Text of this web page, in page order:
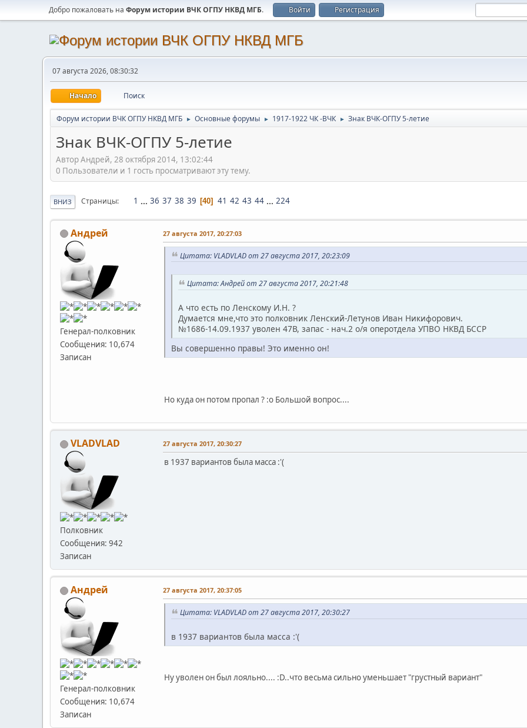
Добро пожаловать на Форум истории ВЧК ОГПУ НКВД МГБ. Войти Регистрация
07 августа 2026, 08:30:32
Начало Поиск
Форум истории ВЧК ОГПУ НКВД МГБ ► Основные форумы ► 1917-1922 ЧК -ВЧК ► Знак ВЧК-ОГПУ 5-летие
Знак ВЧК-ОГПУ 5-летие
Автор Андрей, 28 октября 2014, 13:02:44
0 Пользователи и 1 гость просматривают эту тему.
ВНИЗ Страницы 1 ... 36 37 38 39 40 41 42 43 44 ... 224
Андрей
Генерал-полковник
Сообщения: 10,674
Записан
27 августа 2017, 20:27:03
Цитата: VLADVLAD от 27 августа 2017, 20:23:09
Цитата: Андрей от 27 августа 2017, 20:21:48
А что есть по Ленскому И.Н. ?
Думается мне,что это полковник Ленский-Летунов Иван Никифорович.
№1686-14.09.1937 уволен 47В, запас - нач.2 о/я оперотдела УПВО НКВД БССР
Вы совершенно правы! Это именно он!
Но куда он потом пропал ? :o Большой вопрос....
VLADVLAD
Полковник
Сообщения: 942
Записан
27 августа 2017, 20:30:27
в 1937 вариантов была масса :'(
Андрей
Генерал-полковник
Сообщения: 10,674
Записан
27 августа 2017, 20:37:05
Цитата: VLADVLAD от 27 августа 2017, 20:30:27
в 1937 вариантов была масса :'(
Ну уволен он был лояльно.... :D..что весьма сильно уменьшает "грустный вариант"